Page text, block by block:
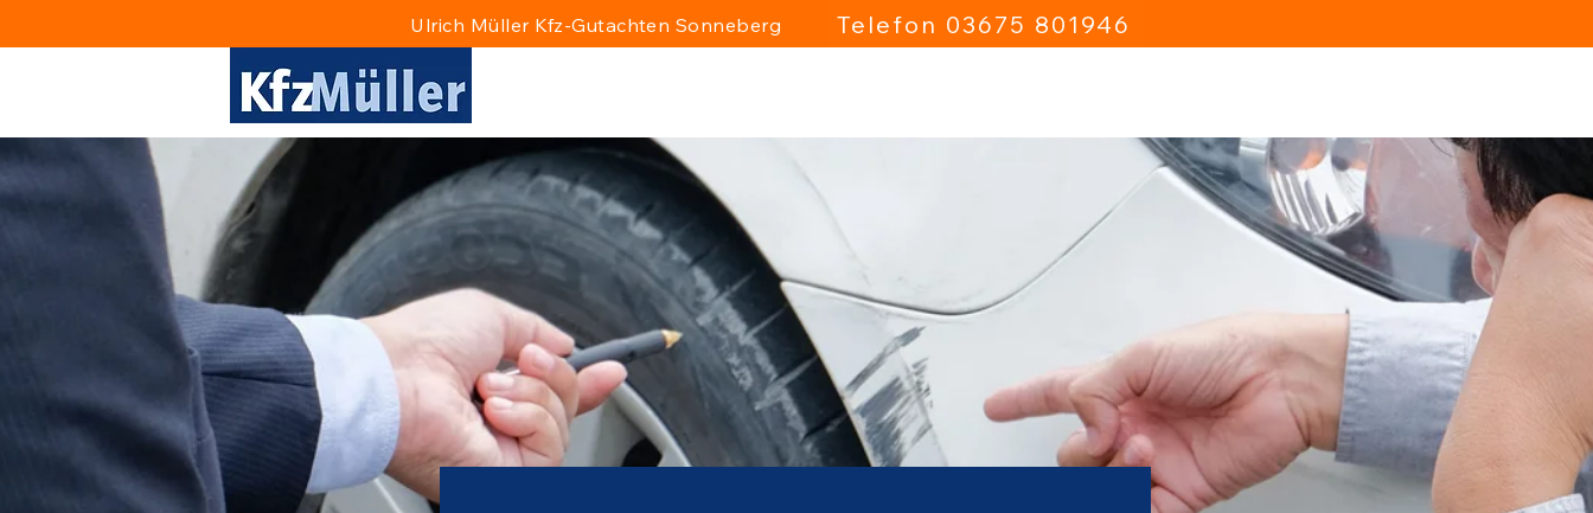
Ulrich Müller Kfz-Gutachten Sonneberg Telefon 03675 801946